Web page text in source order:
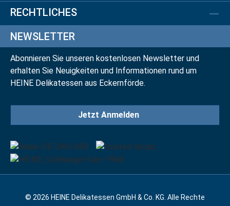
RECHTLICHES
NEWSLETTER
Abonnieren Sie unseren kostenlosen Newsletter und
erhalten Sie Neuigkeiten und Informationen rund um
HEINE Delikatessen aus Eckernförde.
Jetzt Anmelden
© 2026 HEINE Delikatessen GmbH & Co. KG. Alle Rechte